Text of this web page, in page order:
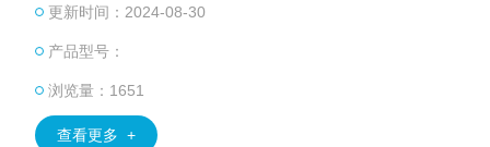
更新时间：2024-08-30
产品型号：
浏览量：1651
查看更多 +